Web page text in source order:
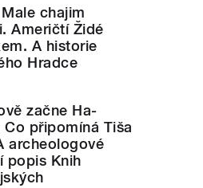
chajim
Američtí Židé
A historie
Hradce
začne Ha-
Co připomíná Tiša
archeologové
popis Knih